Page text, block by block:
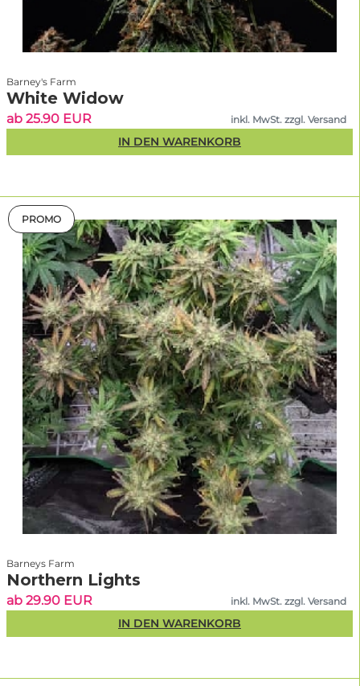
Barney's Farm
White Widow
ab 25.90 EUR inkl. MwSt. zzgl. Versand
IN DEN WARENKORB
PROMO
Barneys Farm
Northern Lights
ab 29.90 EUR inkl. MwSt. zzgl. Versand
IN DEN WARENKORB